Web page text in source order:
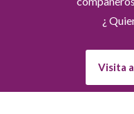
¿
Visita